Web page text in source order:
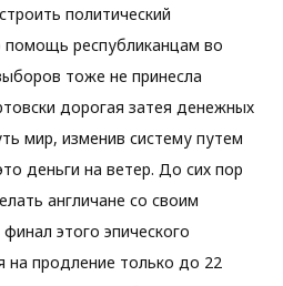
политический
помощь республиканцам во
тоже не принесла
дорогая затея денежных
мир, изменив систему путем
деньги на ветер. До сих пор
англичане со своим
этого эпического
на продление только до 22